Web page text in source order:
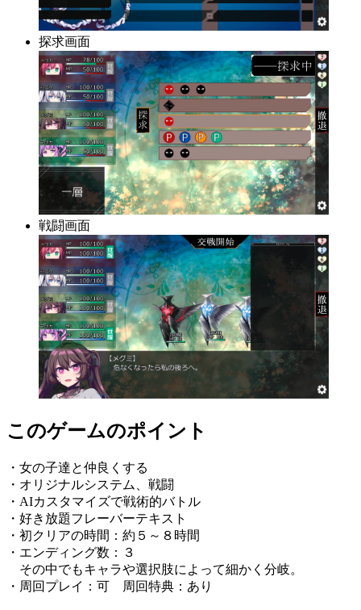
探求画面
戦闘画面
このゲームのポイント
・女の子達と仲良くする
・オリジナルシステム、戦闘
・AIカスタマイズで戦術的バトル
・好き放題フレーバーテキスト
・初クリアの時間：約５～８時間
・エンディング数：３
その中でもキャラや選択肢によって細かく分岐。
・周回プレイ：可 周回特典：あり